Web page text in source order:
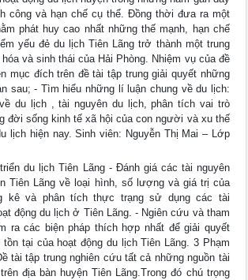
công và hạn chế cụ thể. Đồng thời đưa ra một
phát huy cao nhất những thế mạnh, hạn chế
yếu đẻ du lịch Tiên Lãng trở thành một trung
và sinh thái của Hải Phòng. Nhiệm vụ của đề
mục đích trên đề tài tập trung giải quyết những
sau; - Tìm hiểu những lí luận chung về du lịch:
du lịch , tài nguyên du lịch, phân tích vai trò
đời sống kinh tế xã hội của con người và xu thế
lịch hiện nay. Sinh viên: Nguyễn Thị Mai – Lớp
du lịch Tiên Lãng - Đánh giá các tài nguyên
Tiên Lãng về loại hình, số lượng và giá trị của
kê và phân tích thực trạng sử dụng các tài
động du lịch ở Tiên Lãng. - Ngiên cứu và tham
ra các biện pháp thích hợp nhất để giải quyết
tại của hoạt động du lịch Tiên Lãng. 3 Phạm
tài tập trung nghiên cứu tất cả những nguồn tài
địa bàn huyện Tiên Lãng.Trong đó chú trọng